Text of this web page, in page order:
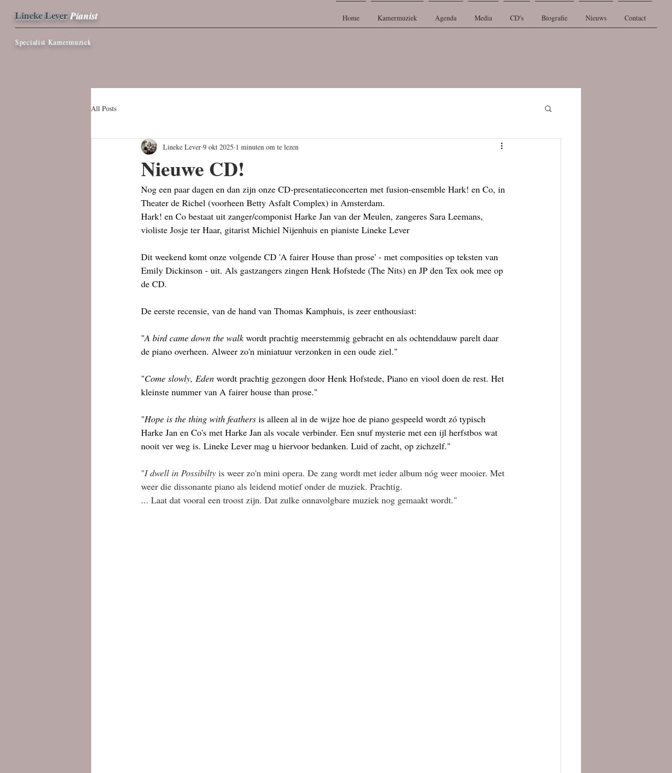
Lineke LeverPianist
Specialist Kamermuziek
Home Kamermuziek Agenda Media CD's Biografie Nieuws Contact
All Posts
Nieuwe CD!
Lineke Lever 9 okt 2025 1 minuten om te lezen
Nog een paar dagen en dan zijn onze CD-presentatieconcerten met fusion-ensemble Hark! en Co, in
Theater de Richel (voorheen Betty Asfalt Complex) in Amsterdam.
Hark! en Co bestaat uit zanger/componist Harke Jan van der Meulen, zangeres Sara Leemans,
violiste Josje ter Haar, gitarist Michiel Nijenhuis en pianiste Lineke Lever
Dit weekend komt onze volgende CD 'A fairer House than prose' - met composities op teksten van
Emily Dickinson - uit. Als gastzangers zingen Henk Hofstede (The Nits) en JP den Tex ook mee op
de CD.
De eerste recensie, van de hand van Thomas Kamphuis, is zeer enthousiast:
"A bird came down the walk wordt prachtig meerstemmig gebracht en als ochtenddauw parelt daar
de piano overheen. Alweer zo'n miniatuur verzonken in een oude ziel."
"Come slowly, Eden wordt prachtig gezongen door Henk Hofstede, Piano en viool doen de rest. Het
kleinste nummer van A fairer house than prose."
"Hope is the thing with feathers is alleen al in de wijze hoe de piano gespeeld wordt zó typisch
Harke Jan en Co's met Harke Jan als vocale verbinder. Een snuf mysterie met een ijl herfstbos wat
nooit ver weg is. Lineke Lever mag u hiervoor bedanken. Luid of zacht, op zichzelf."
"I dwell in Possibilty is weer zo'n mini opera. De zang wordt met ieder album nóg weer mooier. Met
weer die dissonante piano als leidend motief onder de muziek. Prachtig.
... Laat dat vooral een troost zijn. Dat zulke onnavolgbare muziek nog gemaakt wordt."